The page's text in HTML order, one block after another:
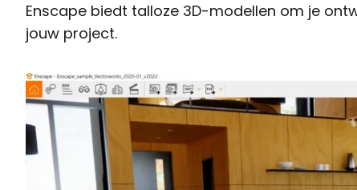
Enscape biedt talloze 3D-modellen om je
jouw project.